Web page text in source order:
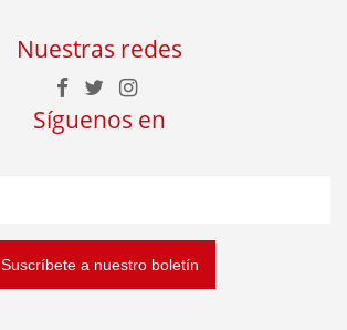
Nuestras redes
Síguenos en
Suscríbete a nuestro boletín